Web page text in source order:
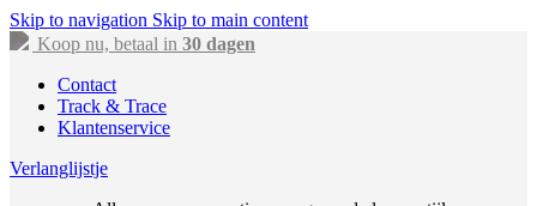
Skip to navigation Skip to main content
Koop nu, betaal in 30 dagen
Contact
Track & Trace
Klantenservice
Verlanglijstje